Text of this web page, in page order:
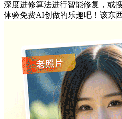
深度进修算法进行智能修复，或
体验免费AI创做的乐趣吧！该东